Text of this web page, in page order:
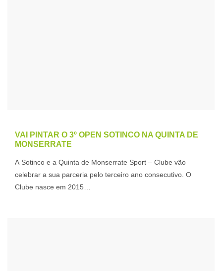
VAI PINTAR O 3º OPEN SOTINCO NA QUINTA DE
MONSERRATE
A Sotinco e a Quinta de Monserrate Sport – Clube vão
celebrar a sua parceria pelo terceiro ano consecutivo. O
Clube nasce em 2015…